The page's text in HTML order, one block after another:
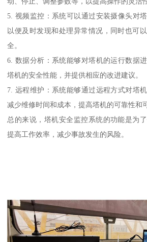
5. 视频监控：系统可以通过安装摄像头对
以便及时发现和处理异常情况，同时也可
全。
6. 数据分析：系统能够对塔机的运行数据
塔机的安全性能，并提供相应的改进建议。
7. 远程维护：系统能够通过远程方式对塔
减少维修时间和成本，提高塔机的可靠性和
总的来说，塔机安全监控系统的功能是为
提高工作效率，减少事故发生的风险。